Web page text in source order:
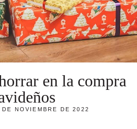
en la compra
DE NOVIEMBRE DE 2022